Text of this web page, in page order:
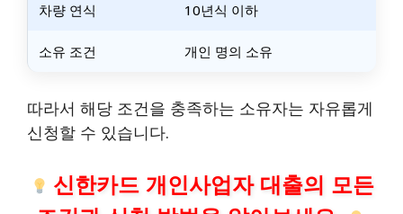
차량 연식 10년식 이하
소유 조건 개인 명의 소유
따라서 해당 조건을 충족하는 소유자는 자유롭게
신청할 수 있습니다.
신한카드 개인사업자 대출의 모든